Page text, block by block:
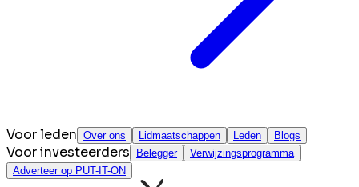
Voor leden Over ons Lidmaatschappen Leden Blogs
Voor investeerders Belegger
Verwijzingsprogramma
Adverteer op PUT-IT-ON